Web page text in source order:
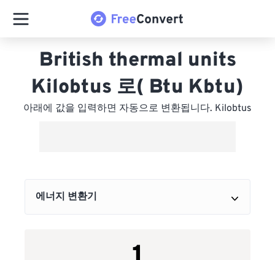
British thermal units
Kilobtus 로( Btu Kbtu)
아래에 값을 입력하면 자동으로 변환됩니다. Kilobtus